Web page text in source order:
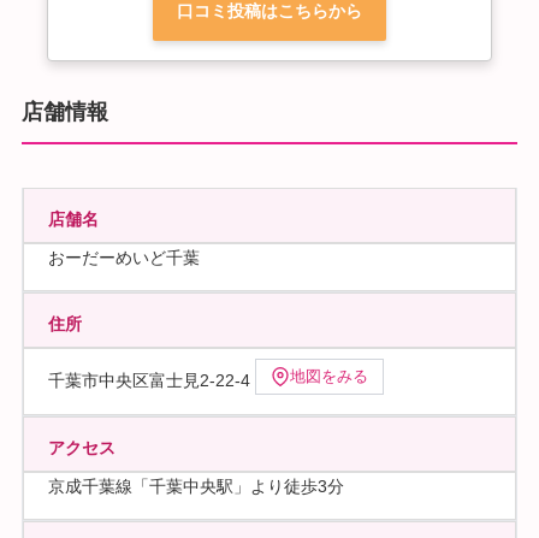
口コミ投稿はこちらから
店舗情報
店舗名
おーだーめいど千葉
住所
千葉市中央区富士見2-22-4 地図をみる
アクセス
京成千葉線「千葉中央駅」より徒歩3分